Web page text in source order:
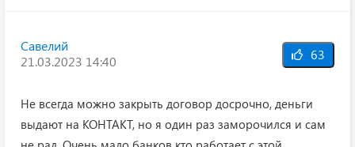
Савелий
21.03.2023 14:40
63
Не всегда можно закрыть договор досрочно, деньги
выдают на КОНТАКТ, но я один раз заморочился и сам